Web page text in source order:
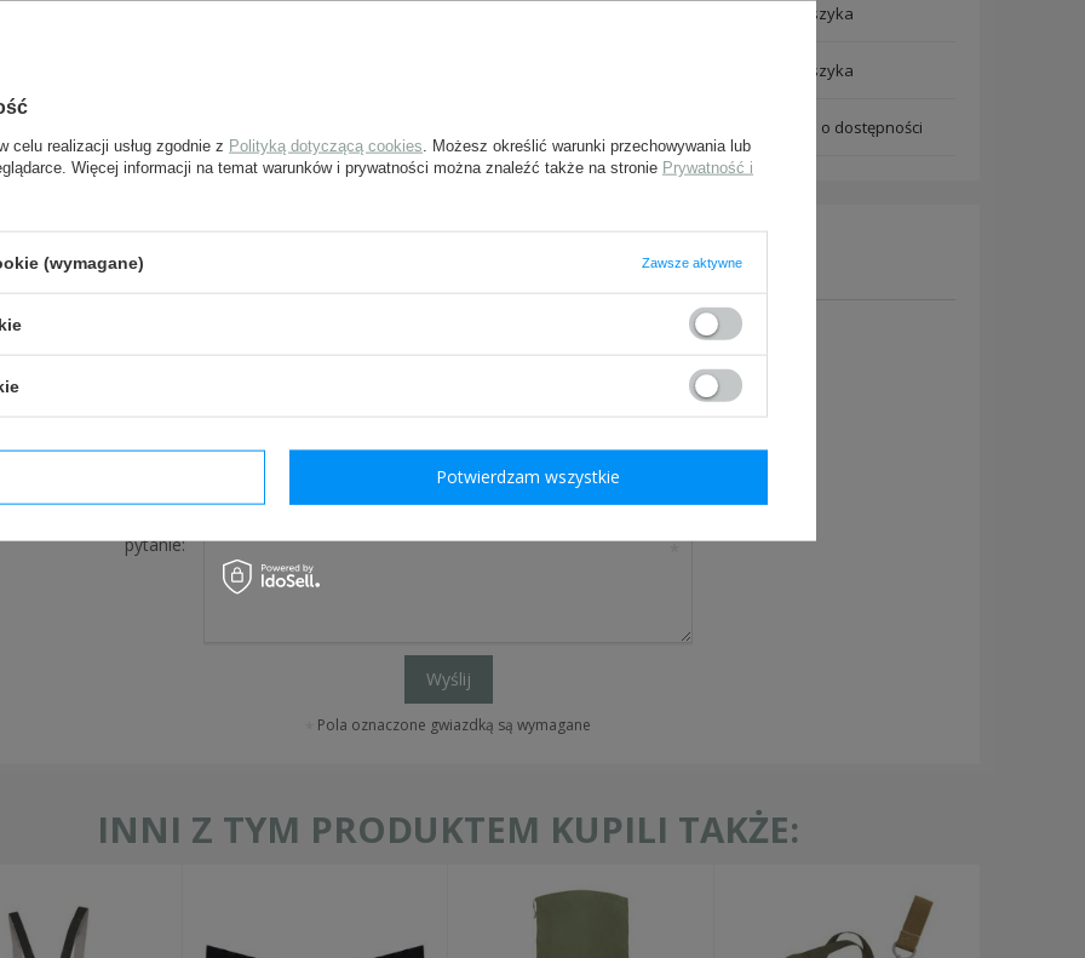
Powiadom mnie o dostępności
PYTANIE
pytanie odnośnie tego produktu. Postaramy się odpowiedzieć tak szybko jak
pytanie:
Wyślij
Pola oznaczone gwiazdką są wymagane
INNI Z TYM PRODUKTEM KUPILI TAKŻE:
celu realizacji usług zgodnie z Polityką dotyczącą cookies . Możesz określić warunki przechowywania lub
Więcej informacji na temat warunków i prywatności można znaleźć także na stronie Prywatność i
(wymagane) Zawsze aktywne
Potwierdzam wszystkie